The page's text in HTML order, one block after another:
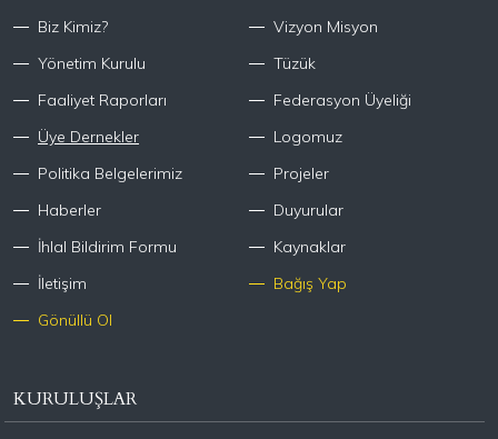
Biz Kimiz?
Vizyon Misyon
Yönetim Kurulu
Tüzük
Faaliyet Raporları
Federasyon Üyeliği
Üye Dernekler
Logomuz
Politika Belgelerimiz
Projeler
Haberler
Duyurular
İhlal Bildirim Formu
Kaynaklar
İletişim
Bağış Yap
Gönüllü Ol
KURULUŞLAR